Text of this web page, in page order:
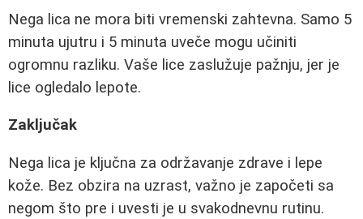
Nega lica ne mora biti vremenski zahtevna. Samo 5
minuta ujutru i 5 minuta uveče mogu učiniti
ogromnu razliku. Vaše lice zaslužuje pažnju, jer je
lice ogledalo lepote.
Zaključak
Nega lica je ključna za održavanje zdrave i lepe
kože. Bez obzira na uzrast, važno je započeti sa
negom što pre i uvesti je u svakodnevnu rutinu.